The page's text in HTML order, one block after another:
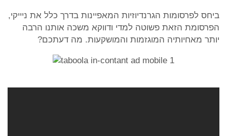
ביחס לפרסומות הגרנדיוזיות המאפיינות בדרך כלל את ניייקי,
הפרסומת הזאת פשוטה למדי ודווקא משכה אותנו הרבה
יותר מאחיותיה המוגזמות והמושקעות. מה דעתכם?